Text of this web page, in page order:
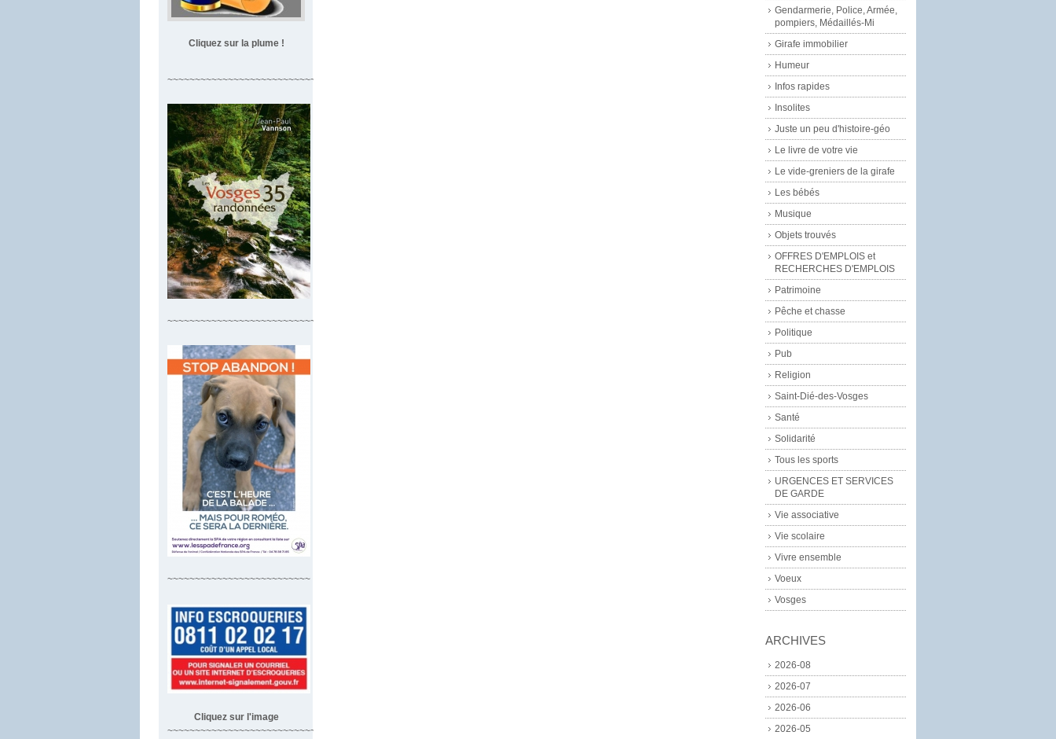
Cliquez sur la plume !
~~~~~~~~~~~~~~~~~~~~~~~~~~~~~~~~~~
~~~~~~~~~~~~~~~~~~~~~~~~~~~~~~~~~
~~~~~~~~~~~~~~~~~~~~~~~~~~
Cliquez sur l'image
~~~~~~~~~~~~~~~~~~~~~~~~~~~~~~~~~~~~
Gendarmerie, Police, Armée,
pompiers, Médaillés-Mi
Girafe immobilier
Humeur
Infos rapides
Insolites
Juste un peu d'histoire-géo
Le livre de votre vie
Le vide-greniers de la girafe
Les bébés
Musique
Objets trouvés
OFFRES D'EMPLOIS et
RECHERCHES D'EMPLOIS
Patrimoine
Pêche et chasse
Politique
Pub
Religion
Saint-Dié-des-Vosges
Santé
Solidarité
Tous les sports
URGENCES ET SERVICES
DE GARDE
Vie associative
Vie scolaire
Vivre ensemble
Voeux
Vosges
ARCHIVES
2026-08
2026-07
2026-06
2026-05